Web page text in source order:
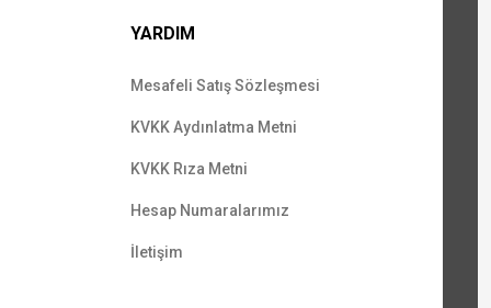
YARDIM
Mesafeli Satış Sözleşmesi
KVKK Aydınlatma Metni
KVKK Rıza Metni
Hesap Numaralarımız
İletişim